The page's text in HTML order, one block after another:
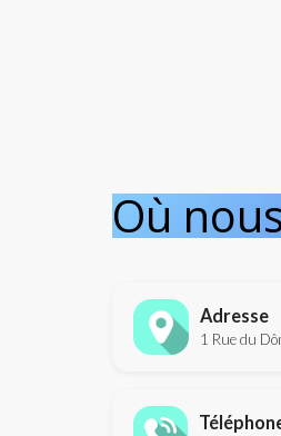
Où
Adresse
1 Rue du